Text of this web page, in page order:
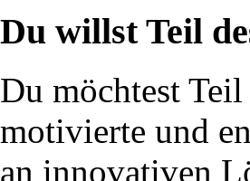
Du willst Teil
Du möchtest
motivierte und
an innovativen